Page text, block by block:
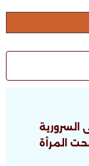
السرورية
المرأة